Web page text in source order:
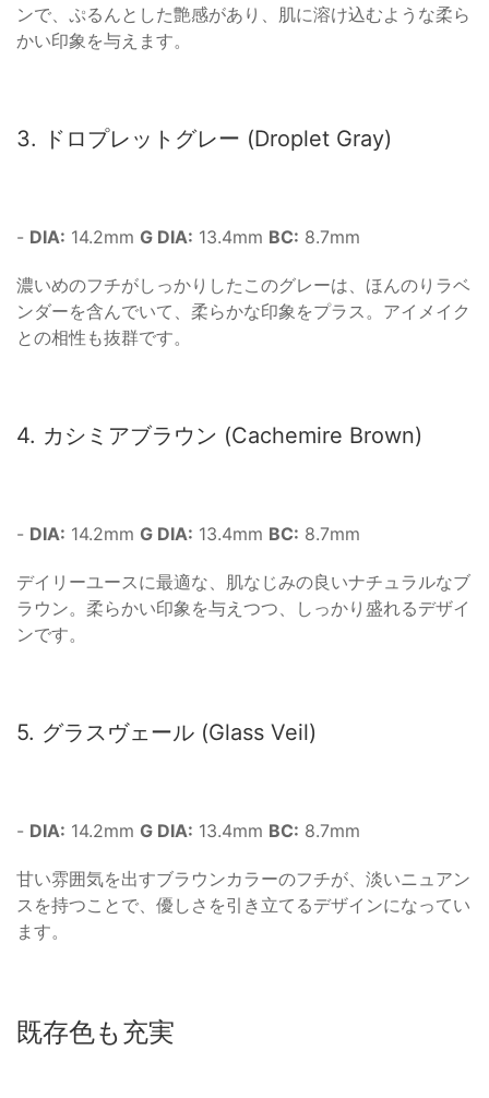
ンで、ぷるんとした艶感があり、肌に溶け込むような柔ら
かい印象を与えます。
3. ドロプレットグレー (Droplet Gray)
- DIA: 14.2mm G DIA: 13.4mm BC: 8.7mm
濃いめのフチがしっかりしたこのグレーは、ほんのりラベ
ンダーを含んでいて、柔らかな印象をプラス。アイメイク
との相性も抜群です。
4. カシミアブラウン (Cachemire Brown)
- DIA: 14.2mm G DIA: 13.4mm BC: 8.7mm
デイリーユースに最適な、肌なじみの良いナチュラルなブ
ラウン。柔らかい印象を与えつつ、しっかり盛れるデザイ
ンです。
5. グラスヴェール (Glass Veil)
- DIA: 14.2mm G DIA: 13.4mm BC: 8.7mm
甘い雰囲気を出すブラウンカラーのフチが、淡いニュアン
スを持つことで、優しさを引き立てるデザインになってい
ます。
既存色も充実